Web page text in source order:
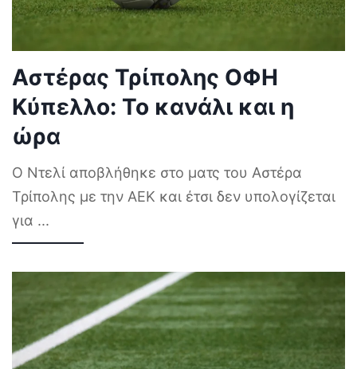
Αστέρας Τρίπολης ΟΦΗ
Κύπελλο: Το κανάλι και η
ώρα
Ο Ντελί αποβλήθηκε στο ματς του Αστέρα
Τρίπολης με την ΑΕΚ και έτσι δεν υπολογίζεται
για ...